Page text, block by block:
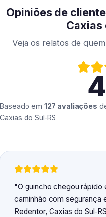
Opiniões de
Caxias
Veja os relatos de
Baseado em 127 avaliações
Caxias do Sul‑RS
O guincho chegou rápido
caminhão com segurança
Redentor, Caxias do